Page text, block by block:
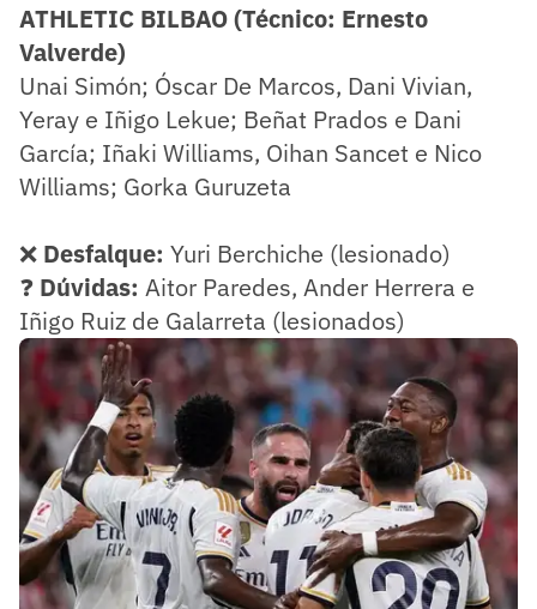
ATHLETIC BILBAO (Técnico: Ernesto
Valverde)
Unai Simón; Óscar De Marcos, Dani Vivian,
Yeray e Iñigo Lekue; Beñat Prados e Dani
García; Iñaki Williams, Oihan Sancet e Nico
Williams; Gorka Guruzeta
❌ Desfalque: Yuri Berchiche (lesionado)
❓ Dúvidas: Aitor Paredes, Ander Herrera e
Iñigo Ruiz de Galarreta (lesionados)